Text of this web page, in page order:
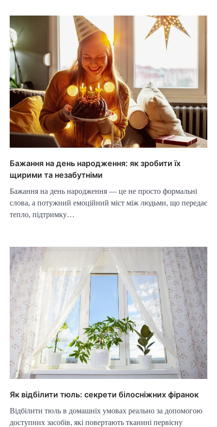
Бажання на день народження: як зробити їх
щирими та незабутніми
Бажання на день народження — це не просто формальні
слова, а потужний емоційний міст між людьми, що передає
тепло, підтримку…
Як відбілити тюль: секрети білосніжних фіранок
Відбілити тюль в домашніх умовах реально за допомогою
доступних засобів, які повертають тканині первісну